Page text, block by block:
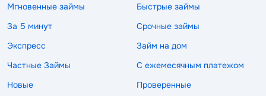
Мгновенные займы
Быстрые займы
За 5 минут
Срочные займы
Экспресс
Займ на дом
Частные Займы
С ежемесячным платежом
Новые
Проверенные